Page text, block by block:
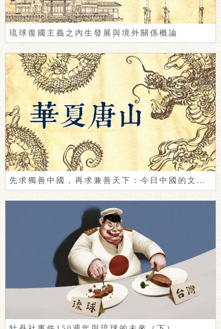
琉球復國主義之內生發展與境外關係概論
先求獨善中國，再求兼善天下：今日中國的文明自覺